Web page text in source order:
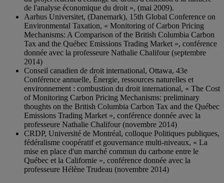
de l'analyse économique du droit », (mai 2009).
Aarhus Universitet, (Danemark), 15th Global Conference on
Environmental Taxation, « Monitoring of Carbon Pricing
Mechanisms: A Comparison of the British Columbia Carbon
Tax and the Québec Emissions Trading Market », conférence
donnée avec la professeure Nathalie Chalifour (septembre
2014)
Conseil canadien de droit international, Ottawa, 43e
Conférence annuelle, Énergie, ressources naturelles et
environnement : combustion du droit international, « The Cost
of Monitoring Carbon Pricing Mechanisms: preliminary
thoughts on the British Columbia Carbon Tax and the Québec
Emissions Trading Market », conférence donnée avec la
professeure Nathalie Chalifour (novembre 2014)
CRDP, Université de Montréal, colloque Politiques publiques,
fédéralisme coopératif et gouvernance multi-niveaux, « La
mise en place d'un marché commun du carbone entre le
Québec et la Californie », conférence donnée avec la
professeure Hélène Trudeau (novembre 2014)